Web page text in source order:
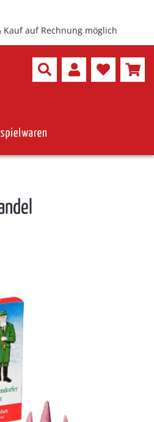
Kauf auf Rechnung möglich